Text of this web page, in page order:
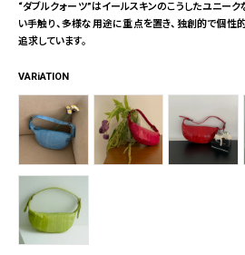
“ダブルクォーツ”はイールスキンのこうしたユニー
い手触り、多様な用途に重点を置き、独創的で個性
追求しています。
VARiATION